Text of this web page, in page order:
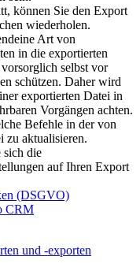
können Sie den Export
wiederholen.
Art von
in die exportierten
selbst vor
schützen. Daher wird
exportierten Datei in
Vorgängen achten.
Befehle in der von
zu aktualisieren.
sich die
auf Ihren Export
(DSGVO)
CRM
und -exporten